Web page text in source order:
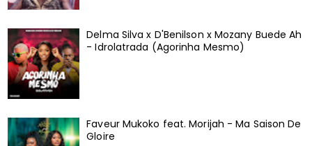
Delma Silva x D'Benilson x Mozany Buede Ah
- Idrolatrada (Agorinha Mesmo)
Faveur Mukoko feat. Morijah - Ma Saison De
Gloire